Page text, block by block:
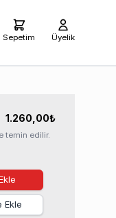
Sepetim Üyelik
1.260,00₺
temin edilir.
Ekle